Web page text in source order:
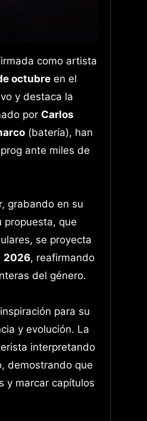
como artista
octubreen el
y destaca la
porCarlos
(batería), han
ante miles de
grabando en su
propuesta, que
se proyecta
2026, reafirmando
del género.
para su
y evolución. La
interpretando
demostrando que
y marcar capítulos